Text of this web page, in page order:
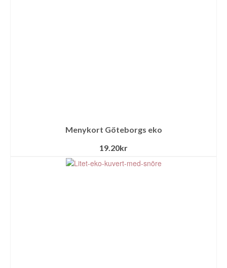
Menykort Göteborgs eko
19.20kr